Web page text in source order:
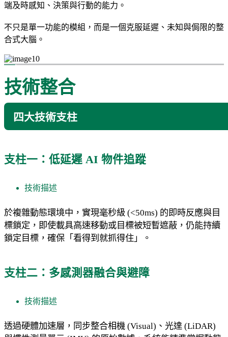
端及時感知、決策與行動的能力。
不只是單一功能的模組，而是一個克服延遲、未知與侷限的整
合式大腦。
技術整合
四大技術支柱
支柱一：低延遲 AI 物件追蹤
技術描述
於複雜動態環境中，實現毫秒級 (<50ms) 的即時反應與目
標鎖定，即使載具高速移動或目標被短暫遮蔽，仍能持續
鎖定目標，確保「看得到就抓得住」。
支柱二：多感測器融合與避障
技術描述
透過硬體加速層，同步整合相機 (Visual)、光達 (LiDAR)